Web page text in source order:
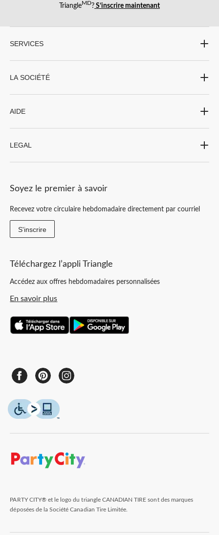
TriangleMD? S’inscrire maintenant
SERVICES
LA SOCIÉTÉ
AIDE
LEGAL
Soyez le premier à savoir
Recevez votre circulaire hebdomadaire directement par courriel
S'inscrire
Téléchargez l’appli Triangle
Accédez aux offres hebdomadaires personnalisées
En savoir plus
PARTY CITY® et le logo du triangle CANADIAN TIRE sont des marques
déposées de la Société Canadian Tire Limitée.